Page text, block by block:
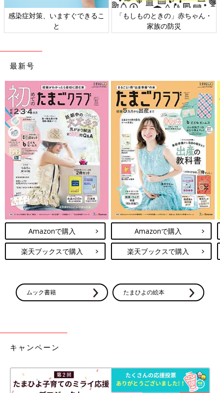
感染症対策、いますぐできるこ
と
「もしものときの」赤ちゃん・
家族の防災
最新号
Amazonで購入
楽天ブックスで購入
Amazonで購入
楽天ブックスで購入
ムック書籍 たまひよの絵本
キャンペーン